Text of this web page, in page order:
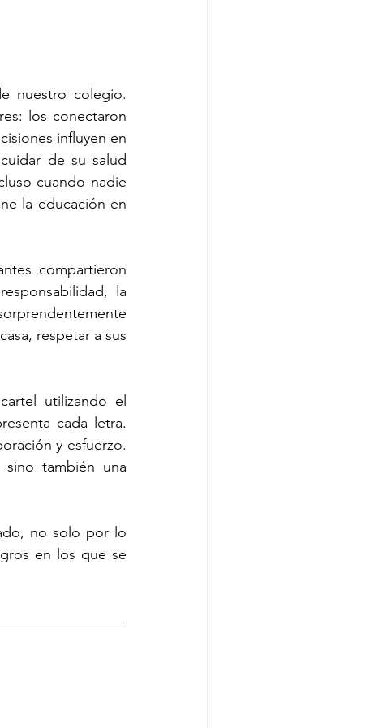
nuestro colegio.
los conectaron
influyen en
de su salud
cuando nadie
la educación en
compartieron
la
respetar a sus
utilizando el
cada letra.
y esfuerzo.
también una
no solo por lo
en los que se